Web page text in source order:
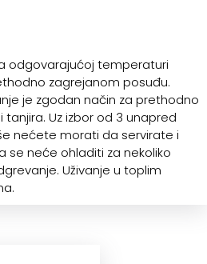
odgovarajućoj temperaturi
zagrejanom posuđu.
je zgodan način za prethodno
Uz izbor od 3 unapred
nećete morati da servirate i
se neće ohladiti za nekoliko
Uživanje u toplim